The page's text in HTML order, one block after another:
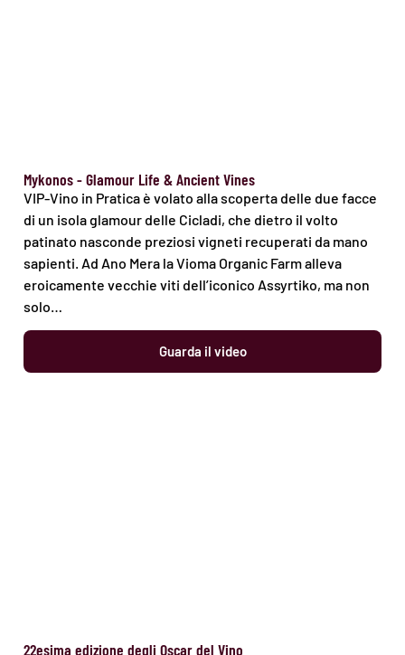
Mykonos - Glamour Life & Ancient Vines
VIP-Vino in Pratica è volato alla scoperta delle due facce
di un isola glamour delle Cicladi, che dietro il volto
patinato nasconde preziosi vigneti recuperati da mano
sapienti. Ad Ano Mera la Vioma Organic Farm alleva
eroicamente vecchie viti dell’iconico Assyrtiko, ma non
solo…
Guarda il video
22esima edizione degli Oscar del Vino